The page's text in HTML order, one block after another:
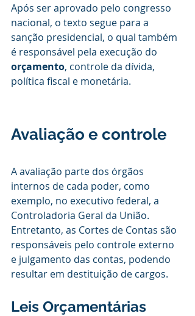
Após ser aprovado pelo congresso
nacional, o texto segue para a
sanção presidencial, o qual também
é responsável pela execução do
orçamento, controle da dívida,
política fiscal e monetária.
Avaliação e controle
A avaliação parte dos órgãos
internos de cada poder, como
exemplo, no executivo federal, a
Controladoria Geral da União.
Entretanto, as Cortes de Contas são
responsáveis pelo controle externo
e julgamento das contas, podendo
resultar em destituição de cargos.
Leis Orçamentárias